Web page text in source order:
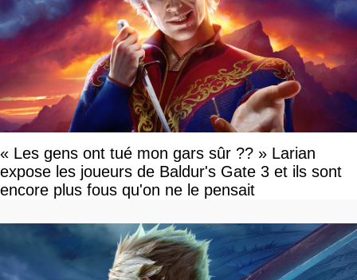
« Les gens ont tué mon gars sûr ?? » Larian
expose les joueurs de Baldur's Gate 3 et ils sont
encore plus fous qu'on ne le pensait